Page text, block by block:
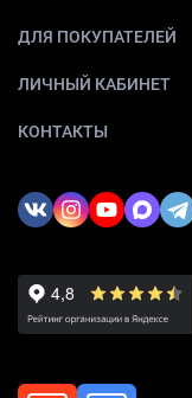
ДЛЯ ПОКУПАТЕЛЕЙ
ЛИЧНЫЙ КАБИНЕТ
КОНТАКТЫ